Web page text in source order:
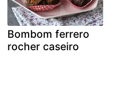
Bombom ferrero
rocher caseiro